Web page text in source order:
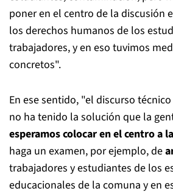
poner en el centro de la discusión
los derechos humanos de los
trabajadores, y en eso tuvimos
concretos".
En ese sentido, "el discurso
no ha tenido la solución que la
esperamos colocar en el centro a
haga un examen, por ejemplo, de
trabajadores y estudiantes de los
educacionales de la comuna y en